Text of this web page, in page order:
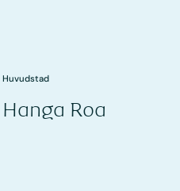
Huvudstad
Hanga Roa